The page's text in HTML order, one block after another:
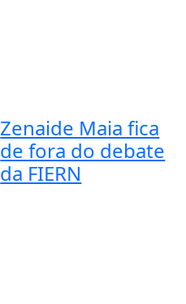
Zenaide Maia fica
de fora do debate
da FIERN